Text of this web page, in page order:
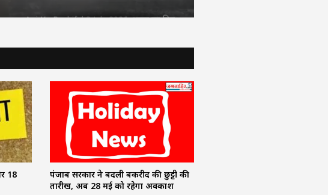
Aaj Ka Rashifal 3 July 2026: शुक्रवार का दिन
ब्याज दरों में बदलाव
MP Weather Update: 46 जिलों में
मेघगर्जन-बिजली और बारिश का अलर्ट, चलेगी
तेज हवा, पूरे हफ्ते जारी रहेगा वर्षा का दौर
58 वर्ष से अधिक आयु के दिव्यांग कर्मचारियों की
18
पंजाब सरकार ने बदली बकरीद की छुट्टी की
तारीख, अब 28 मई को रहेगा अवकाश